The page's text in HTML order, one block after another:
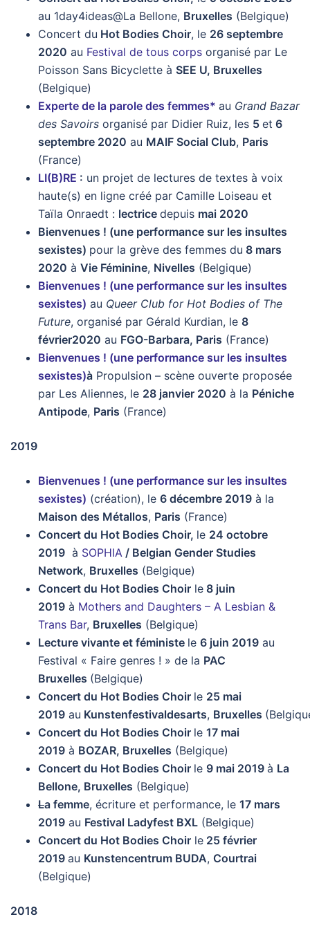
au 1day4ideas@La Bellone, Bruxelles (Belgique)
Concert du Hot Bodies Choir, le 26 septembre
2020 au Festival de tous corps organisé par Le
Poisson Sans Bicyclette à SEE U, Bruxelles
(Belgique)
Experte de la parole des femmes* au Grand Bazar
des Savoirs organisé par Didier Ruiz, les 5 et 6
septembre 2020 au MAIF Social Club, Paris
(France)
LI(B)RE : un projet de lectures de textes à voix
haute(s) en ligne créé par Camille Loiseau et
Taïla Onraedt : lectrice depuis mai 2020
Bienvenues ! (une performance sur les insultes
sexistes) pour la grève des femmes du 8 mars
2020 à Vie Féminine, Nivelles (Belgique)
Bienvenues ! (une performance sur les insultes
sexistes) au Queer Club for Hot Bodies of The
Future, organisé par Gérald Kurdian, le 8
février2020 au FGO-Barbara, Paris (France)
Bienvenues ! (une performance sur les insultes
sexistes)à Propulsion – scène ouverte proposée
par Les Aliennes, le 28 janvier 2020 à la Péniche
Antipode, Paris (France)
2019
Bienvenues ! (une performance sur les insultes
sexistes) (création), le 6 décembre 2019 à la
Maison des Métallos, Paris (France)
Concert du Hot Bodies Choir, le 24 octobre
2019 à SOPHIA / Belgian Gender Studies
Network, Bruxelles (Belgique)
Concert du Hot Bodies Choir le 8 juin
2019 à Mothers and Daughters – A Lesbian &
Trans Bar, Bruxelles (Belgique)
Lecture vivante et féministe le 6 juin 2019 au
Festival « Faire genres ! » de la PAC
Bruxelles (Belgique)
Concert du Hot Bodies Choir le 25 mai
2019 au Kunstenfestivaldesarts, Bruxelles
Concert du Hot Bodies Choir le 17 mai
2019 à BOZAR, Bruxelles (Belgique)
Concert du Hot Bodies Choir le 9 mai 2019 à La
Bellone, Bruxelles (Belgique)
La femme, écriture et performance, le 17 mars
2019 au Festival Ladyfest BXL (Belgique)
Concert du Hot Bodies Choir le 25 février
2019 au Kunstencentrum BUDA, Courtrai
(Belgique)
2018